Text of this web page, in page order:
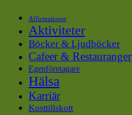
Affirmationer
Aktiviteter
Böcker & Ljudböcker
Cafeer & Restauranger
Egenföretagare
Hälsa
Karriär
Kosttillskott